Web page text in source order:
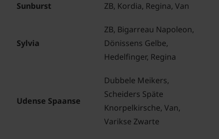
Sunburst ZB, Kordia, Regina, Van
Sylvia
ZB, Bigarreau Napoleon,
Dönissens Gelbe,
Hedelfinger, Regina
Udense Spaanse
Dubbele Meikers,
Scheiders Späte
Knorpelkirsche, Van,
Varikse Zwarte